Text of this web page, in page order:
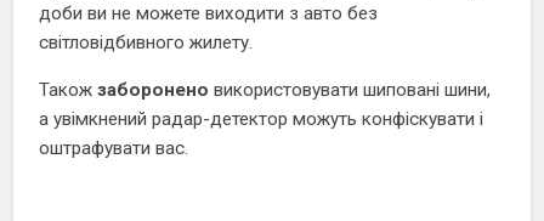
доби ви не можете виходити з авто без
світловідбивного жилету.
Такожзаборонено використовувати шиповані шини,
а увімкнений радар-детектор можуть конфіскувати і
оштрафувати вас.